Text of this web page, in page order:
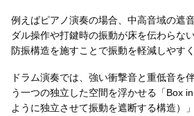
例えばピアノ演奏の場合、中高音域の遮
ダル操作や打鍵時の振動が床を伝わらな
防振構造を施すことで振動を軽減しやすく
ドラム演奏では、強い衝撃音と重低音を
う一つの独立した空間を浮かせる「Box
ように独立させて振動を遮断する構造）